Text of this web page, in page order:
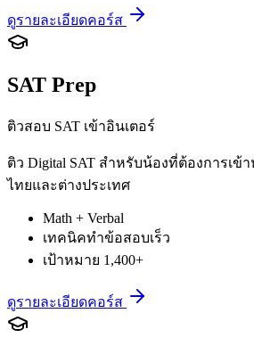
ดูรายละเอียดคอร์ส
SAT Prep
ติวสอบ SAT เข้าอินเตอร์
ติว Digital SAT สำหรับน้องที่ต้องการเข้
ไทยและต่างประเทศ
Math + Verbal
เทคนิคทำข้อสอบเร็ว
เป้าหมาย 1,400+
ดูรายละเอียดคอร์ส